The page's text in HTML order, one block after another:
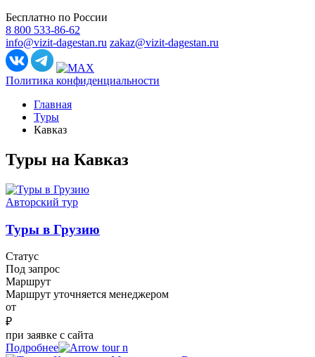
Бесплатно по России
8 800 533-86-62
info@vizit-dagestan.ru zakaz@vizit-dagestan.ru
Политика конфиденциальности
Главная
Туры
Кавказ
Туры на Кавказ
Авторский тур
Туры в Грузию
Статус
Под запрос
Маршрут
Маршрут уточняется менеджером
от
₽
при заявке с сайта
Подробнее